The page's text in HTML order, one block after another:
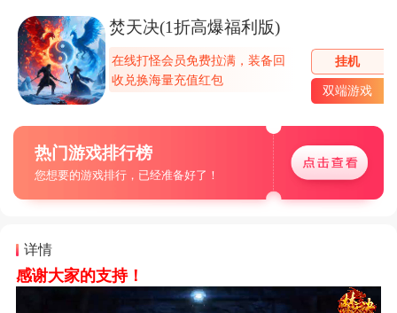
焚天决(1折高爆福利版)
在线打怪会员免费拉满，装备回
收兑换海量充值红包
挂机
双端游戏
热门游戏排行榜
您想要的游戏排行，已经准备好了！
详情
感谢大家的支持！